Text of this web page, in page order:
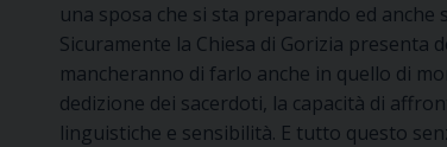
una sposa che si sta preparando ed anche
Sicuramente la Chiesa di Gorizia
mancheranno di farlo anche in quello di
dedizione dei sacerdoti, la capacità di
linguistiche e sensibilità. E tutto questo